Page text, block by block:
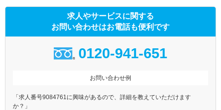
求人やサービスに関する
お問い合わせはお電話も便利です
0120-941-651
お問い合わせ例
「求人番号9084761に興味があるので、詳細を教えていただけます
か？」